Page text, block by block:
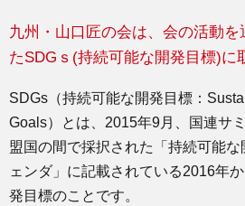
九州・山口匠の会は、会の活動
たSDGｓ(持続可能な開発目標)に
SDGs（持続可能な開発目標：
Goals）とは、2015年9月、国連サ
盟国の間で採択された「持続可能
ェンダ」に記載されている2016年
発目標のことです。